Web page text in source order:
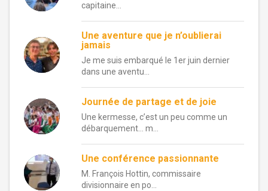
capitaine...
Une aventure que je n’oublierai
jamais
Je me suis embarqué le 1er juin dernier
dans une aventu...
Journée de partage et de joie
Une kermesse, c’est un peu comme un
débarquement… m...
Une conférence passionnante
M. François Hottin, commissaire
divisionnaire en po...